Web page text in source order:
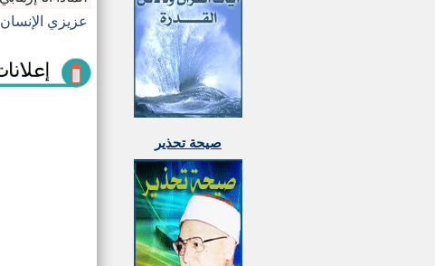
عزيزي الإنسان
صيحة تحذير